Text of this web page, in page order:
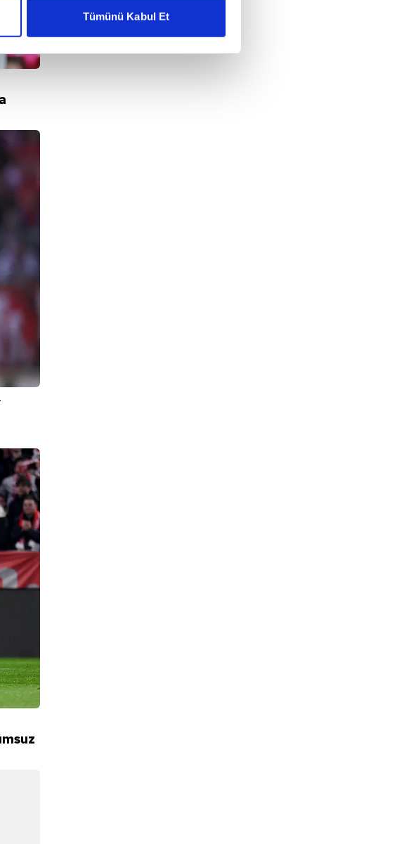
hedefli reklamlar gösterilmeyecektir."
kişilere ait çerezler kullanılmaktadır. Bu
bilgi toplumu hizmetlerinin sunulması
ve sizlere yönelik
dahilinde kullanılacaktır.
Çerezlere ilişkin detaylı bilgi için Ayarlar
Metnimizi okumak ve sitemizde ilgili
Tümünü Kabul Et